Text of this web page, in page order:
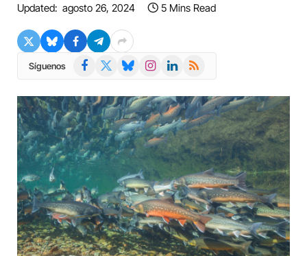
Updated: agosto 26, 2024 5 Mins Read
Síguenos Facebook BlueskyInstagramLinkedIn
RSS